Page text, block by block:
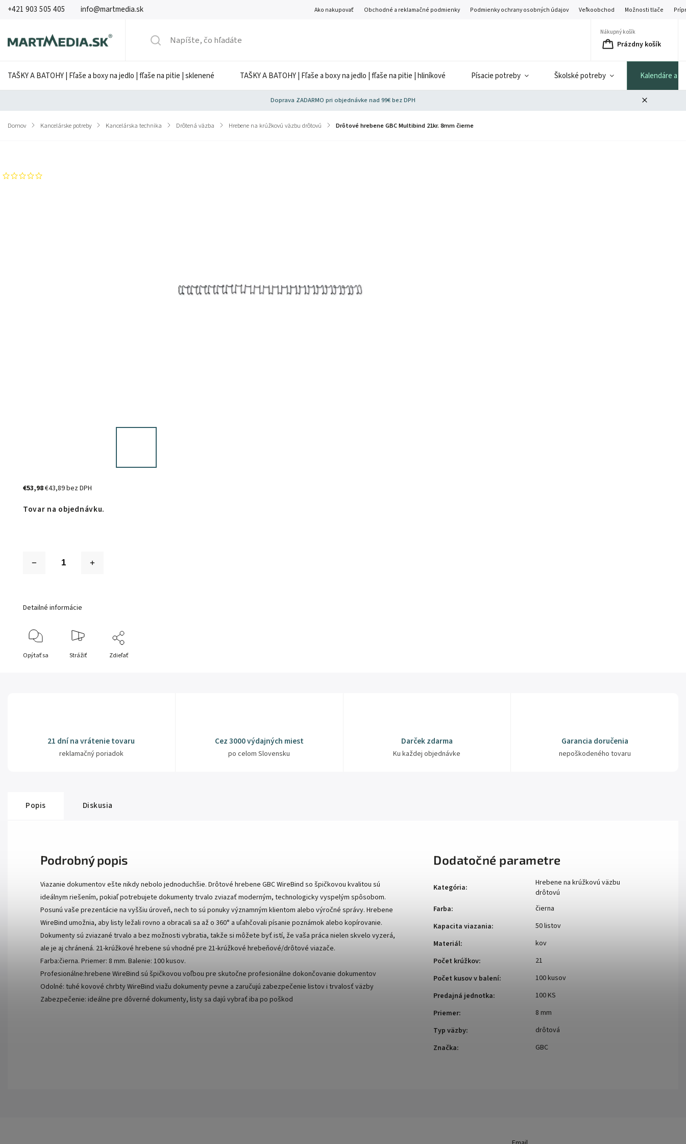
+421 903 505 405 info@martmedia.sk Ako nakupovať Obchodné a reklamačné podmienky Podmienky ochrany osobných údajov Veľkoobchod Možnosti tlače
Nákupný košík
Prázdny košík
TAŠKY A BATOHY | Fľaše a boxy na jedlo | fľaše na pitie | sklenené TAŠKY A BATOHY | Fľaše a boxy na jedlo | fľaše na pitie | hliníkové Písacie potreby Školské potreby Kalendáre a
Doprava ZADARMO pri objednávke nad 99€ bez DPH
Domov / Kancelárske potreby / Kancelárska technika / Drôtená väzba / Hrebene na krúžkovú väzbu drôtovú / Drôtové hrebene GBC Multibind 21kr. 8mm čierne
€53,98€43,89 bez DPH
Tovar na objednávku.
Detailné informácie
Opýtať sa Strážiť Zdieľať
21 dní na vrátenie tovaru
reklamačný poriadok
Cez 3000 výdajných miest
po celom Slovensku
Darček zdarma
Ku každej objednávke
Garancia doručenia
nepoškodeného tovaru
Popis Diskusia
Podrobný popis
Viazanie dokumentov ešte nikdy nebolo jednoduchšie. Drôtové hrebene GBC WireBind so špičkovou kvalitou sú
ideálnym riešením, pokiaľ potrebujete dokumenty trvalo zviazať moderným, technologicky vyspelým spôsobom.
Posunú vaše prezentácie na vyššiu úroveň, nech to sú ponuky významným klientom alebo výročné správy. Hrebene
WireBind umožnia, aby listy ležali rovno a obracali sa až o 360° a uľahčovali písanie poznámok alebo kopírovanie.
Dokumenty sú zviazané trvalo a bez možnosti vybratia, takže si môžete byť istí, že vaša práca nielen skvelo vyzerá,
ale je aj chránená. 21-krúžkové hrebene sú vhodné pre 21-krúžkové hrebeňové/drôtové viazače.
Farba:čierna. Priemer: 8 mm. Balenie: 100 kusov.
Profesionálne:hrebene WireBind sú špičkovou voľbou pre skutočne profesionálne dokončovanie dokumentov
Odolné: tuhé kovové chrbty WireBind viažu dokumenty pevne a zaručujú zabezpečenie listov i trvalosť väzby
Zabezpečenie: ideálne pre dôverné dokumenty, listy sa dajú vybrať iba po poškod
Dodatočné parametre
Kategória:
Hrebene na krúžkovú väzbu
drôtovú
Farba:
čierna
Kapacita viazania:
50 listov
Materiál:
kov
Počet krúžkov:
21
Počet kusov v balení:
100 kusov
Predajná jednotka:
100 KS
Priemer:
8 mm
Typ väzby:
drôtová
Značka: GBC